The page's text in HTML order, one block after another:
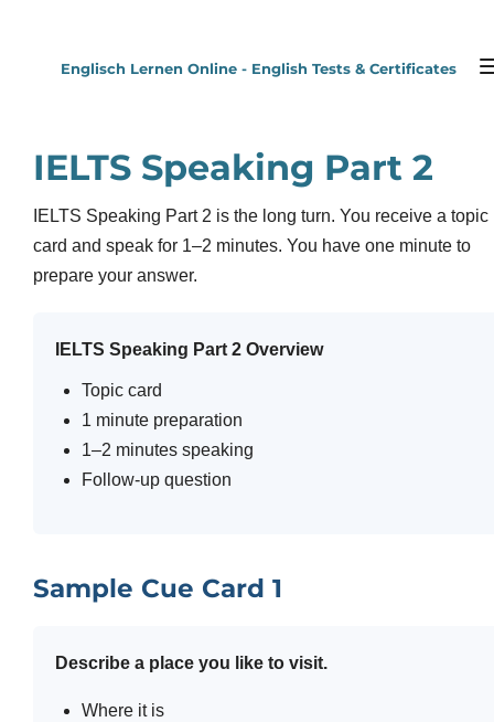
Englisch Lernen Online - English Tests & Certificates
IELTS Speaking Part 2
IELTS Speaking Part 2 is the long turn. You receive a topic
card and speak for 1–2 minutes. You have one minute to
prepare your answer.
IELTS Speaking Part 2 Overview
Topic card
1 minute preparation
1–2 minutes speaking
Follow-up question
Sample Cue Card 1
Describe a place you like to visit.
Where it is